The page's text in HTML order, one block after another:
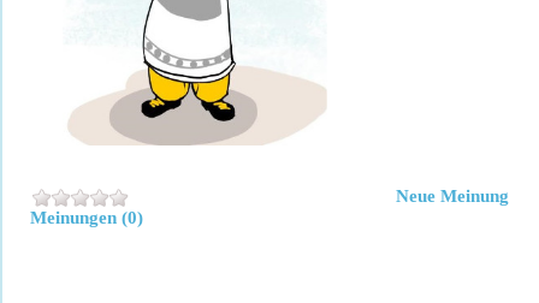
Meinungen (0)
Neue Meinung